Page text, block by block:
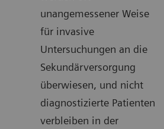
unangemessener Weise
für invasive
Untersuchungen an die
Sekundärversorgung
überwiesen, und nicht
diagnostizierte Patienten
verbleiben in der